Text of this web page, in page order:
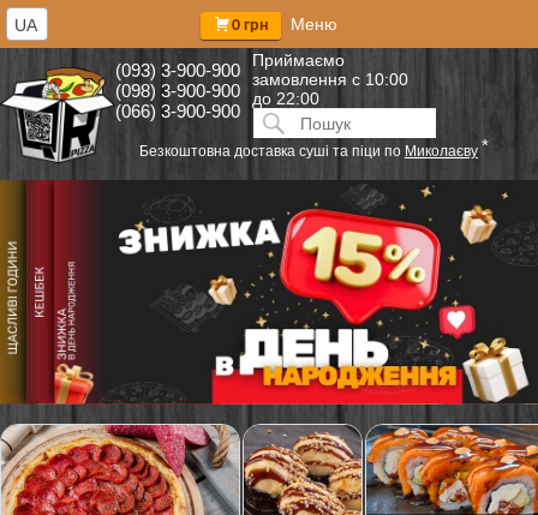
(093) 3-900-900
(098) 3-900-900
(066) 3-900-900
Приймаємо
замовлення с 10:00
до 22:00
Искать:ПОИСК
0 грн Меню
Безкоштовна доставка суші та піци по Миколаєву *
UA